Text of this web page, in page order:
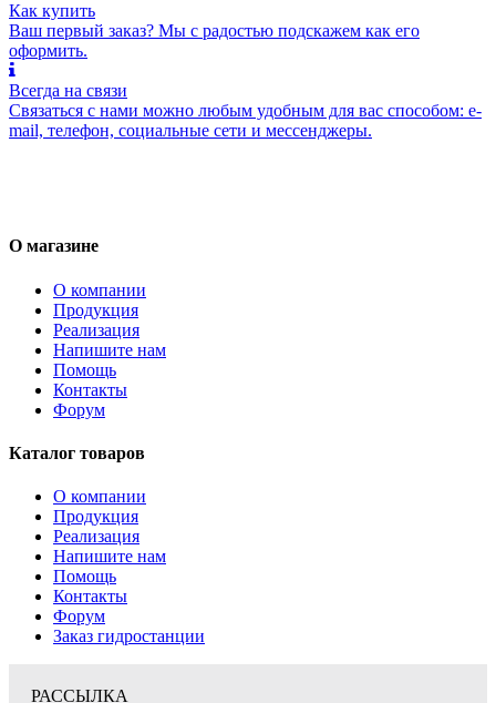
Как купить
Ваш первый заказ? Мы с радостью подскажем как его
оформить.
Всегда на связи
Связаться с нами можно любым удобным для вас способом: e-
mail, телефон, социальные сети и мессенджеры.
О магазине
О компании
Продукция
Реализация
Напишите нам
Помощь
Контакты
Форум
Каталог товаров
О компании
Продукция
Реализация
Напишите нам
Помощь
Контакты
Форум
Заказ гидростанции
РАССЫЛКА